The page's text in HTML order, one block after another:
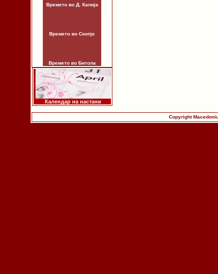
Времето во Д. Капија
Времето во Скопје
Времето во Битола
Календар на настани
Copyright